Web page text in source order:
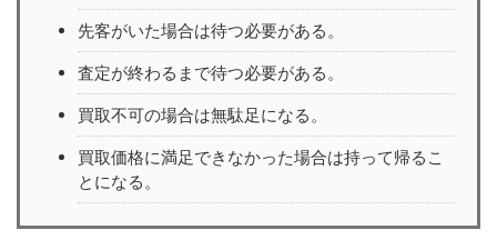
先客がいた場合は待つ必要がある。
査定が終わるまで待つ必要がある。
買取不可の場合は無駄足になる。
買取価格に満足できなかった場合は持って帰るこ
とになる。